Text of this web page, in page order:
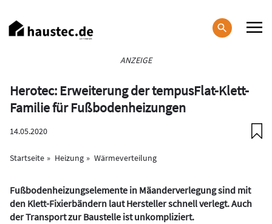
zum
Inhalt
ANZEIGE
Herotec: Erweiterung der tempusFlat-Klett-
Familie für Fußbodenheizungen
14.05.2020
Startseite Heizung Wärmeverteilung
Fußbodenheizungselemente in Mäanderverlegung sind mit
den Klett-Fixierbändern laut Hersteller schnell verlegt. Auch
der Transport zur Baustelle ist unkompliziert.